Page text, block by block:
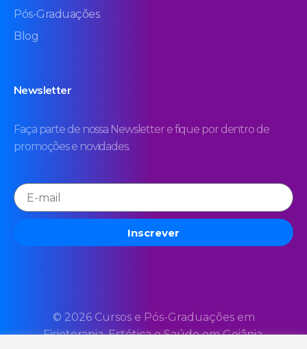
Pós-Graduações
Blog
Newsletter
Faça parte de nossa Newsletter e fique por dentro de
promoções e novidades.
Inscrever
© 2026 Cursos e Pós-Graduações em
Fisioterapia, Estética e Saúde em Goiânia.